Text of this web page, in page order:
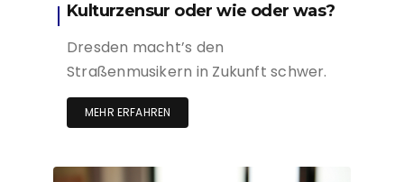
Kulturzensur oder wie oder was?
Dresden macht’s den
Straßenmusikern in Zukunft schwer.
MEHR ERFAHREN